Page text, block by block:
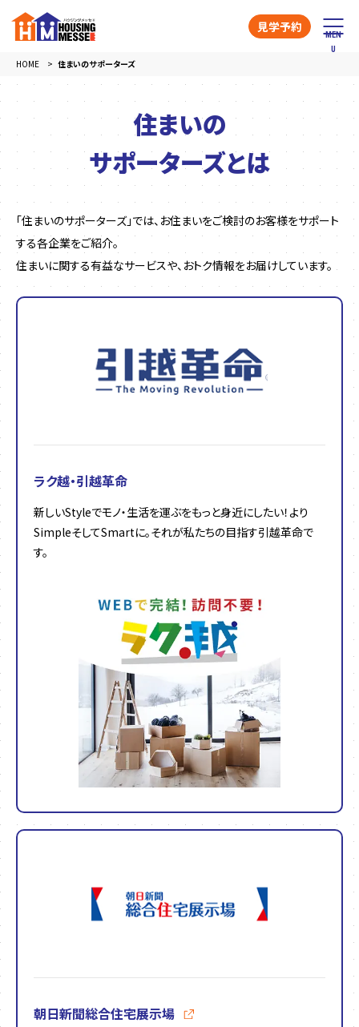
見学予約
HOME 住まいのサポーターズ
住まいの
サポーターズとは
「住まいのサポーターズ」では、お住まいをご検討のお客様をサポート
する各企業をご紹介。
住まいに関する有益なサービスや、おトク情報をお届けしています。
ラク越・引越革命
新しいStyleでモノ・生活を運ぶをもっと身近にしたい！より
SimpleそしてSmartに。それが私たちの目指す引越革命で
す。
朝日新聞総合住宅展示場